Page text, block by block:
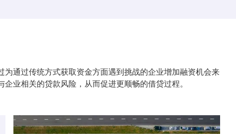
为通过传统方式获取资金方面遇到挑战的企业增加融资机会来
业相关的贷款风险，从而促进更顺畅的借贷过程。